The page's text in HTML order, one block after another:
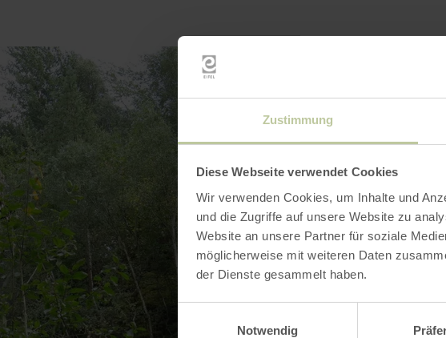
Zustimmung
Diese Webseite verwendet Cookies
Wir verwenden Cookies, um Inhalte und
und die Zugriffe auf unsere Website zu
Website an unsere Partner für soziale
möglicherweise mit weiteren Daten
der Dienste gesammelt haben.
Notwendig